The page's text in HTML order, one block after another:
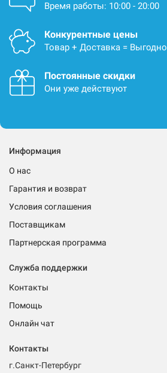
Время работы: 10:00 - 20:00
Конкурентные цены
Товар + Доставка = Выгодно
Постоянные скидки
Они уже действуют
Информация
О нас
Гарантия и возврат
Условия соглашения
Поставщикам
Партнерская программа
Служба поддержки
Контакты
Помощь
Онлайн чат
Контакты
г.Санкт-Петербург